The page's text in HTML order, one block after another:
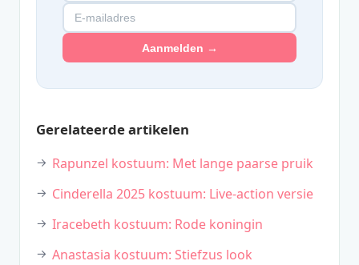
Aanmelden →
Gerelateerde artikelen
Rapunzel kostuum: Met lange paarse pruik
Cinderella 2025 kostuum: Live-action versie
Iracebeth kostuum: Rode koningin
Anastasia kostuum: Stiefzus look